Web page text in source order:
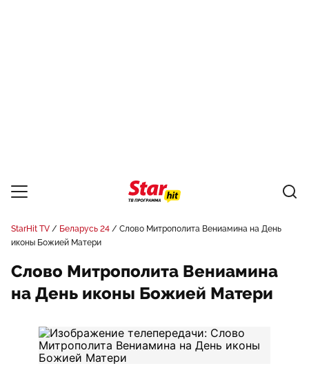
StarHit TV Беларусь 24
Слово Митрополита Вениамина на День
иконы Божией Матери
Слово Митрополита Вениамина
на День иконы Божией Матери